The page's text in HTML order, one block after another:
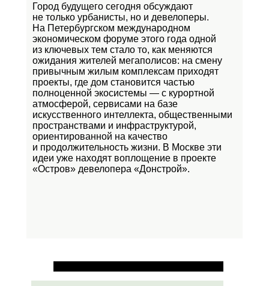
Город будущего сегодня обсуждают
не только урбанисты, но и девелоперы.
На Петербургском международном
экономическом форуме этого года одной
из ключевых тем стало то, как меняются
ожидания жителей мегаполисов: на смену
привычным жилым комплексам приходят
проекты, где дом становится частью
полноценной экосистемы — с курортной
атмосферой, сервисами на базе
искусственного интеллекта, общественными
пространствами и инфраструктурой,
ориентированной на качество
и продолжительность жизни. В Москве эти
идеи уже находят воплощение в проекте
«Остров» девелопера «Донстрой».